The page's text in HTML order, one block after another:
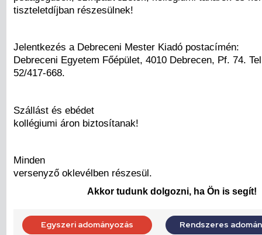
tiszteletdíjban részesülnek!
Jelentkezés a Debreceni Mester Kiadó postacímén:
Debreceni Egyetem Főépület, 4010 Debrecen, Pf. 74.
52/417-668.
Szállást és ebédet
kollégiumi áron biztosítanak!
Minden
versenyző oklevélben részesül.
Akkor tudunk dolgozni, ha Ön is segít!